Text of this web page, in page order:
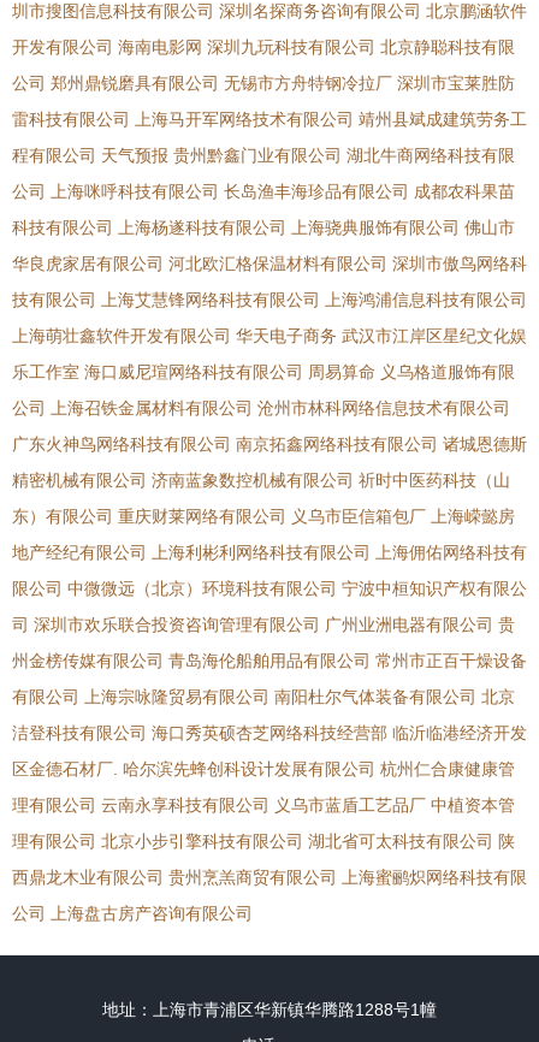
圳市搜图信息科技有限公司 深圳名探商务咨询有限公司 北京鹏涵软件
开发有限公司 海南电影网 深圳九玩科技有限公司 北京静聪科技有限
公司 郑州鼎锐磨具有限公司 无锡市方舟特钢冷拉厂 深圳市宝莱胜防
雷科技有限公司
上海马开军网络技术有限公司 靖州县斌成建筑劳务工
程有限公司 天气预报 贵州黔鑫门业有限公司 湖北牛商网络科技有限
公司
上海咪呼科技有限公司 长岛渔丰海珍品有限公司 成都农科果苗
科技有限公司
上海杨遂科技有限公司 上海骁典服饰有限公司 佛山市
华良虎家居有限公司 河北欧汇格保温材料有限公司 深圳市傲鸟网络科
技有限公司
上海艾慧锋网络科技有限公司
上海鸿浦信息科技有限公司
上海萌壮鑫软件开发有限公司 华天电子商务 武汉市江岸区星纪文化娱
乐工作室 海口威尼瑄网络科技有限公司 周易算命 义乌格道服饰有限
公司
上海召铁金属材料有限公司 沧州市林科网络信息技术有限公司
广东火神鸟网络科技有限公司 南京拓鑫网络科技有限公司 诸城恩德斯
精密机械有限公司 济南蓝象数控机械有限公司 祈时中医药科技（山
东）有限公司 重庆财莱网络有限公司 义乌市臣信箱包厂
上海嵘懿房
地产经纪有限公司
上海利彬利网络科技有限公司
上海佣佑网络科技有
限公司 中微微远（北京）环境科技有限公司 宁波中桓知识产权有限公
司 深圳市欢乐联合投资咨询管理有限公司 广州业洲电器有限公司 贵
州金榜传媒有限公司 青岛海伦船舶用品有限公司 常州市正百干燥设备
有限公司
上海宗咏隆贸易有限公司 南阳杜尔气体装备有限公司 北京
洁登科技有限公司 海口秀英硕杏芝网络科技经营部 临沂临港经济开发
区金德石材厂. 哈尔滨先蜂创科设计发展有限公司 杭州仁合康健康管
理有限公司 云南永享科技有限公司 义乌市蓝盾工艺品厂 中植资本管
理有限公司 北京小步引擎科技有限公司 湖北省可太科技有限公司 陕
西鼎龙木业有限公司 贵州烹羔商贸有限公司
上海蜜鹂炽网络科技有限
公司
上海盘古房产咨询有限公司
地址：上海市青浦区华新镇华腾路1288号1幢